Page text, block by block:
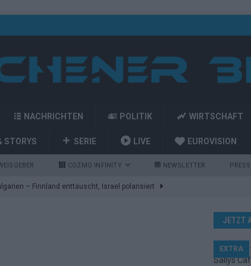
NACHRICHTEN POLITIK WIRTSCHAFT
STORYS SERIE LIVE EUROVISION
COZMO INFINITY NEWSLETTER
– Finnland enttäuscht, Israel polarisiert
Eurovision-Allstars und Parov Stelar als Interval
JETZT
EXTRA